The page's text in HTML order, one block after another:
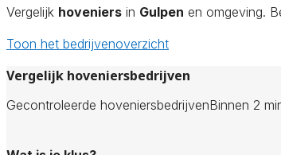
Vergelijk hoveniers in Gulpen en omgeving.
Toon het bedrijvenoverzicht
Vergelijk hoveniersbedrijven
Gecontroleerde hoveniersbedrijvenBinnen 2